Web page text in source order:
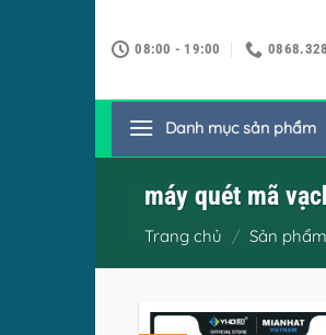
qua
dung
08:00 - 19:00
Danh mục sản phẩm
máy quét mã
Trang chủ / Sản